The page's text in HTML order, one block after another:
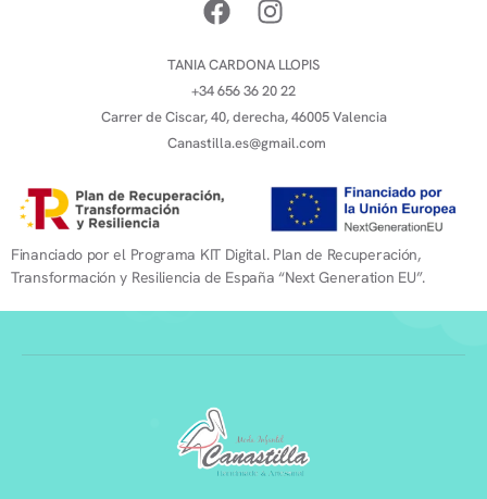
TANIA CARDONA LLOPIS
+34 656 36 20 22
Carrer de Ciscar, 40, derecha, 46005 Valencia
Canastilla.es@gmail.com
Financiado por el Programa KIT Digital. Plan de Recuperación,
Transformación y Resiliencia de España “Next Generation EU”.